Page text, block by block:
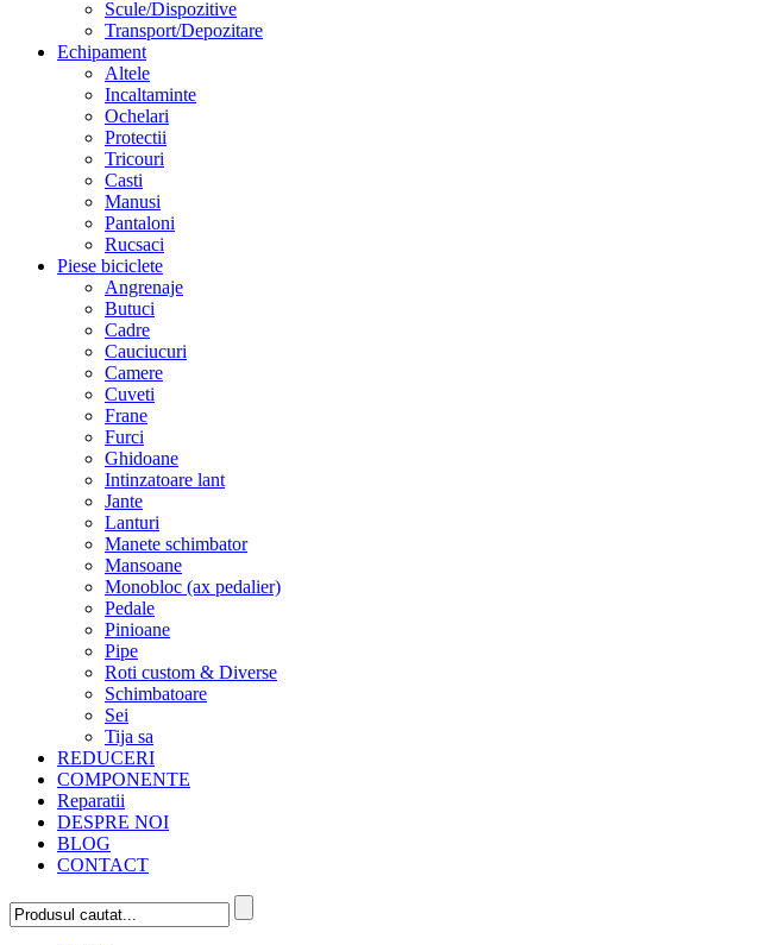
Scule/Dispozitive
Transport/Depozitare
Echipament
Altele
Incaltaminte
Ochelari
Protectii
Tricouri
Casti
Manusi
Pantaloni
Rucsaci
Piese biciclete
Angrenaje
Butuci
Cadre
Cauciucuri
Camere
Cuveti
Frane
Furci
Ghidoane
Intinzatoare lant
Jante
Lanturi
Manete schimbator
Mansoane
Monobloc (ax pedalier)
Pedale
Pinioane
Pipe
Roti custom & Diverse
Schimbatoare
Sei
Tija sa
REDUCERI
COMPONENTE
Reparatii
DESPRE NOI
BLOG
CONTACT